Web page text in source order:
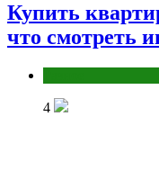
Купить
что смотреть
4